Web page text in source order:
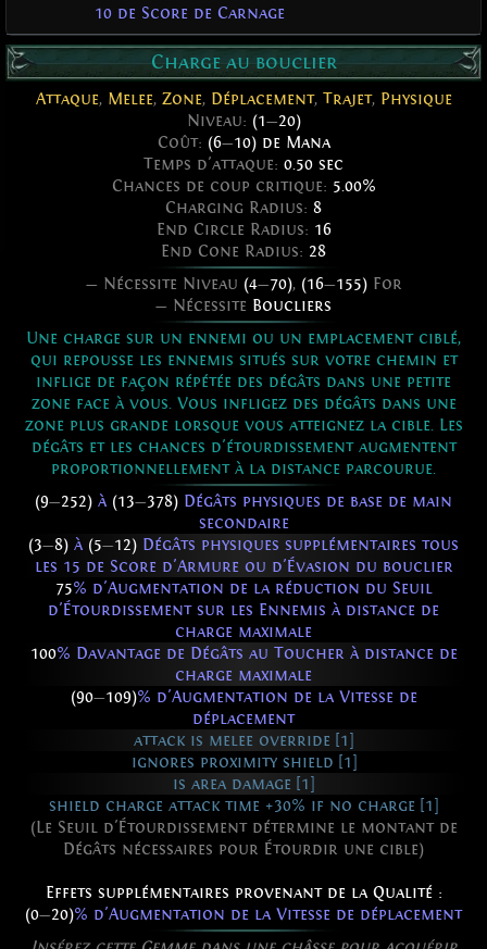
10 de Score de Carnage
Charge au bouclier
Attaque, Melee, Zone, Déplacement, Trajet, Physique
Niveau: (1—20)
Coût: (6—10) de Mana
Temps d'attaque: 0.50 sec
Chances de coup critique: 5.00%
Charging Radius: 8
End Circle Radius: 16
End Cone Radius: 28
— Nécessite Niveau (4—70), (16—155)For
— Nécessite Boucliers
Une charge sur un ennemi ou un emplacement ciblé,
qui repousse les ennemis situés sur votre chemin et
inflige de façon répétée des dégâts dans une petite
zone face à vous. Vous infligez des dégâts dans une
zone plus grande lorsque vous atteignez la cible. Les
dégâts et les chances d'étourdissement augmentent
proportionnellement à la distance parcourue.
(9—252) à (13—378) Dégâts physiques de base de main
secondaire
(3—8) à (5—12) Dégâts physiques supplémentaires tous
les 15 de Score d'Armure ou d'Évasion du bouclier
75% d'Augmentation de la réduction du Seuil
d'Étourdissement sur les Ennemis à distance de
charge maximale
100% Davantage de Dégâts au Toucher à distance de
charge maximale
(90—109)% d'Augmentation de la Vitesse de
déplacement
attack is melee override [1]
ignores proximity shield [1]
is area damage [1]
shield charge attack time +30% if no charge [1]
(Le Seuil d'Étourdissement détermine le montant de
Dégâts nécessaires pour Étourdir une cible)
Effets supplémentaires provenant de la Qualité :
(0—20)% d'Augmentation de la Vitesse de déplacement